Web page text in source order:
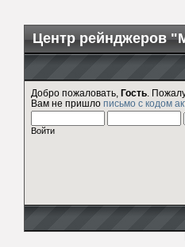
Центр рейнджеров
Добро пожаловать, Гость .
Вам не пришло письмо с кодом
Войти